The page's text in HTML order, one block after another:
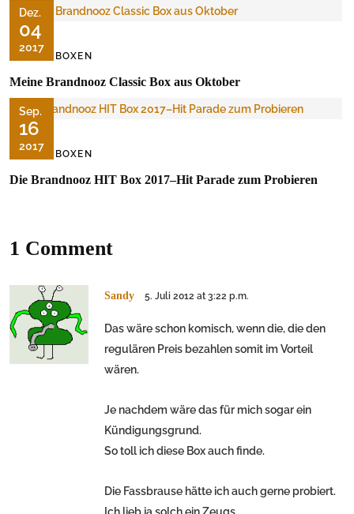
Dez.
04
2017
FOODBOXEN
Meine Brandnooz Classic Box aus Oktober
Sep.
16
2017
FOODBOXEN
Die Brandnooz HIT Box 2017–Hit Parade zum Probieren
1 Comment
Sandy 5. Juli 2012 at 3:22 p.m.
Das wäre schon komisch, wenn die, die den
regulären Preis bezahlen somit im Vorteil
wären.
Je nachdem wäre das für mich sogar ein
Kündigungsgrund.
So toll ich diese Box auch finde.
Die Fassbrause hätte ich auch gerne probiert.